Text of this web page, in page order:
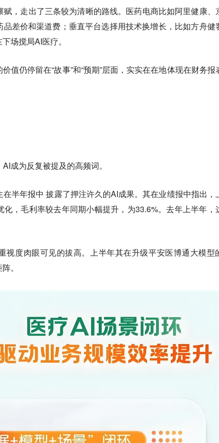
，走出了三条较为清晰的路线。医药电商比如阿里健康、
差价和渠道费；垂直平台选择用技术换增长，比如方舟健
场搅局AI医疗。
值仍停留在“故事”和“预期”层面，实实在在地体现在财务报
成为反复被提及的高频词。
半年报中 披露了押注许久的AI成果。其在业绩报中指出，
，毛利率较去年同期小幅提升，为33.6%。去年上半年，
视度肉眼可见的拔高。上半年其在升级平安医博通大模型
。